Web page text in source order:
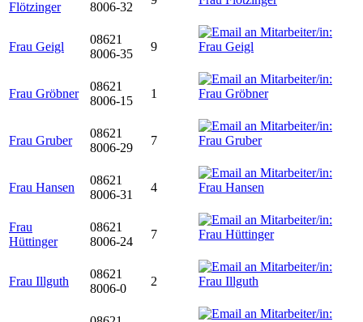
Flötzinger
8006-32
Frau Geigl
08621
8006-35
9
Frau Gröbner
08621
8006-15
1
Frau Gruber
08621
8006-29
7
Frau Hansen
08621
8006-31
4
Frau
Hüttinger
08621
8006-24
7
Frau Illguth
08621
8006-0
2